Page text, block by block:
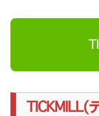
TICKMILL(